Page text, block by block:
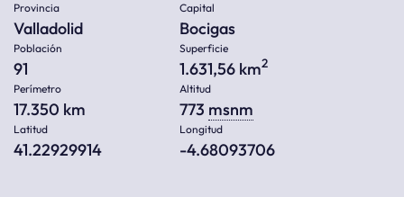
Provincia
Valladolid
Capital
Bocigas
Población
91
Superficie
1.631,56 km2
Perímetro
17.350 km
Altitud
773 msnm
Latitud
41.22929914
Longitud
-4.68093706